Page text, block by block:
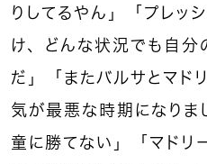
りしてるやん」「プレッ
け、どんな状況でも自分
だ」「またバルサとマド
気が最悪な時期になりま
童に勝てない」「マドリ